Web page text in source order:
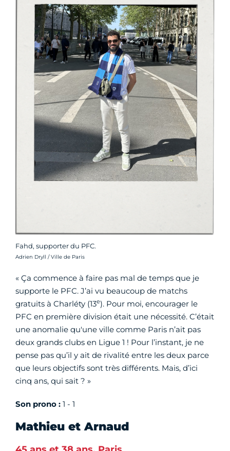
Fahd, supporter du PFC.
Crédit photo :
Adrien Dryll / Ville de Paris
« Ça commence à faire pas mal de temps que je
supporte le PFC. J’ai vu beaucoup de matchs
gratuits à Charléty (13e). Pour moi, encourager le
PFC en première division était une nécessité. C’était
une anomalie qu'une ville comme Paris n’ait pas
deux grands clubs en Ligue 1 ! Pour l’instant, je ne
pense pas qu’il y ait de rivalité entre les deux parce
que leurs objectifs sont très différents. Mais, d’ici
cinq ans, qui sait ? »
Son prono : 1 - 1
Mathieu et Arnaud